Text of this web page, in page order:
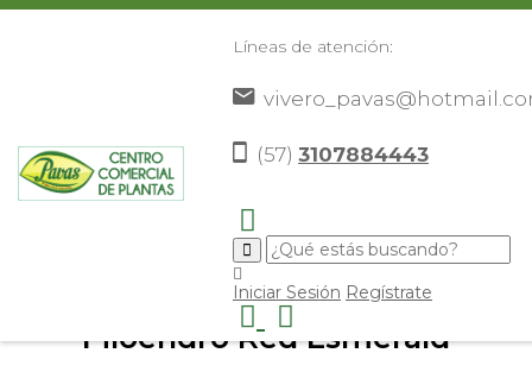
Líneas de atención:
(57) 3107884443
Iniciar Sesión Regístrate
Plantas> Plantas De Exterior>
>
Filoendro Red Esmerald